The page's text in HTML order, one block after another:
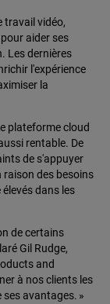
travail vidéo,
aider ses
Les dernières
l'expérience
la
plateforme cloud
rentable. De
de s'appuyer
raison des besoins
dans les
de certains
Gil Rudge,
and
à nos clients les
avantages. »